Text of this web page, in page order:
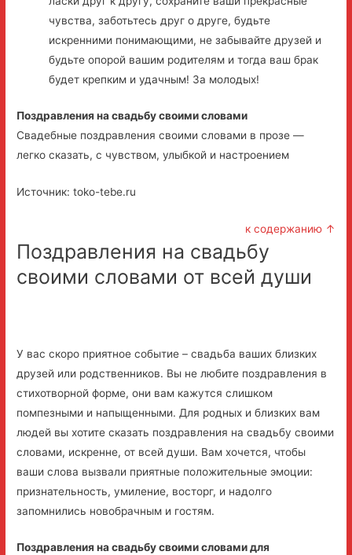
чувства, заботьтесь друг о друге, будьте
искренними понимающими, не забывайте друзей и
будьте опорой вашим родителям и тогда ваш брак
будет крепким и удачным! За молодых!
Поздравления на свадьбу своими словами
Свадебные поздравления своими словами в прозе —
легко сказать, с чувством, улыбкой и настроением
Источник: toko-tebe.ru
к содержанию ↑
Поздравления на свадьбу
своими словами от всей души
У вас скоро приятное событие – свадьба ваших близких
друзей или родственников. Вы не любите поздравления в
стихотворной форме, они вам кажутся слишком
помпезными и напыщенными. Для родных и близких вам
людей вы хотите сказать поздравления на свадьбу своими
словами, искренне, от всей души. Вам хочется, чтобы
ваши слова вызвали приятные положительные эмоции:
признательность, умиление, восторг, и надолго
запомнились новобрачным и гостям.
Поздравления на свадьбу своими словами для